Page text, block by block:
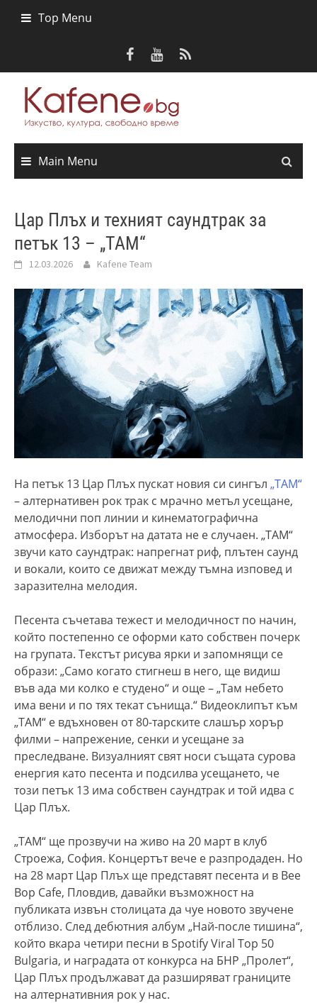
Top Menu
Main Menu
Цар Плъх и техният саундтрак за
петък 13 – „ТАМ“
12.03.2026 Kafene Team
На петък 13 Цар Плъх пускат новия си сингъл „ТАМ“
– алтернативен рок трак с мрачно метъл усещане,
мелодични поп линии и кинематографична
атмосфера. Изборът на датата не е случаен. „ТАМ“
звучи като саундтрак: напрегнат риф, плътен саунд
и вокали, които се движат между тъмна изповед и
заразителна мелодия.
Песента съчетава тежест и мелодичност по начин,
който постепенно се оформи като собствен почерк
на групата. Текстът рисува ярки и запомнящи се
образи: „Само когато стигнеш в него, ще видиш
във ада ми колко е студено“ и още – „Там небето
има вени и по тях текат сънища.“ Видеоклипът към
„ТАМ“ е вдъхновен от 80-тарските слашър хорър
филми – напрежение, сенки и усещане за
преследване. Визуалният свят носи същата сурова
енергия като песента и подсилва усещането, че
този петък 13 има собствен саундтрак и той идва с
Цар Плъх.
„ТАМ“ ще прозвучи на живо на 20 март в клуб
Строежа, София. Концертът вече е разпродаден. Но
на 28 март Цар Плъх ще представят песента и в Bee
Bop Cafe, Пловдив, давайки възможност на
публиката извън столицата да чуе новото звучене
отблизо. След дебютния албум „Най-после тишина“,
който вкара четири песни в Spotify Viral Top 50
Bulgaria, и наградата от конкурса на БНР „Пролет“,
Цар Плъх продължават да разширяват границите
на алтернативния рок у нас.